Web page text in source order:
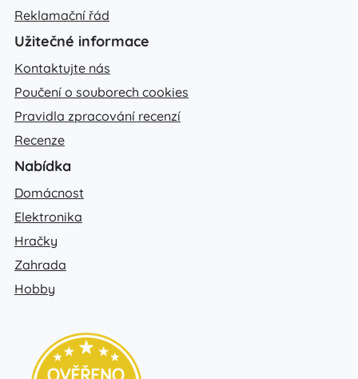
Reklamační řád
Užitečné informace
Kontaktujte nás
Poučení o souborech cookies
Pravidla zpracování recenzí
Recenze
Nabídka
Domácnost
Elektronika
Hračky
Zahrada
Hobby